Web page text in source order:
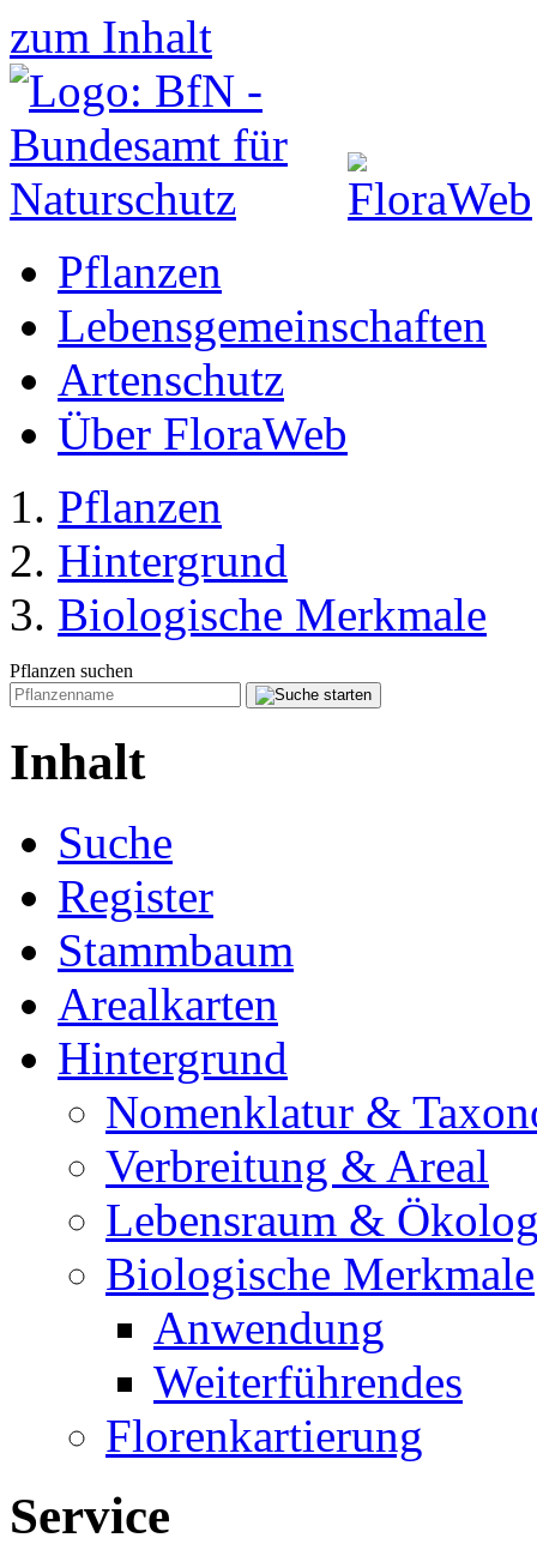
zum Inhalt
Pflanzen
Lebensgemeinschaften
Artenschutz
Über FloraWeb
Pflanzen
Hintergrund
Biologische Merkmale
Pflanzen suchen
Inhalt
Suche
Register
Stammbaum
Arealkarten
Hintergrund
Nomenklatur &
Verbreitung & Areal
Lebensraum &
Biologische Merkmale
Anwendung
Weiterführendes
Florenkartierung
Service